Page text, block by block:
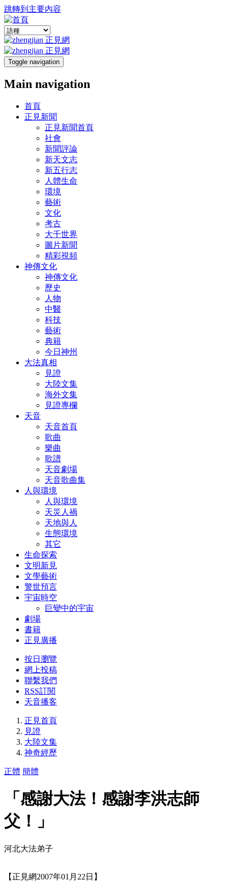
跳轉到主要內容
Toggle navigation
Main navigation
首頁
正見新聞
正見新聞首頁
社會
新聞評論
新天文志
新五行志
人體生命
環境
藝術
文化
考古
大千世界
圖片新聞
精彩視頻
神傳文化
神傳文化
歷史
人物
中醫
科技
藝術
典籍
今日神州
大法真相
見證
大陸文集
海外文集
見證專欄
天音
天音首頁
歌曲
樂曲
歌譜
天音劇場
天音歌曲集
人與環境
人與環境
天災人禍
天地與人
生態環境
其它
生命探索
文明新見
文學藝術
警世預言
宇宙時空
巨變中的宇宙
劇場
書籍
正見廣播
按日瀏覽
網上投稿
聯繫我們
RSS訂閱
天音播客
正見首頁
見證
大陸文集
神奇經歷
正體 簡體
「感謝大法！感謝李洪志師
父！」
河北大法弟子
【正見網2007年01月22日】